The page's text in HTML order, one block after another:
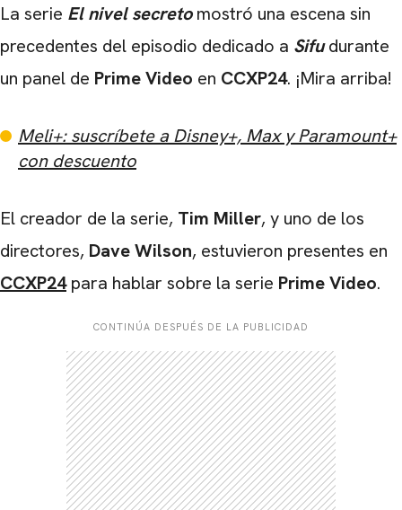
La serie El nivel secretomostró una escena sin
precedentes del episodio dedicado a Sifu durante
un panel de Prime Video en CCXP24. ¡Mira arriba!
Meli+: suscríbete a Disney+, Max y Paramount+
con descuento
El creador de la serie, Tim Miller, y uno de los
directores, Dave Wilson, estuvieron presentes en
CCXP24para hablar sobre la serie Prime Video.
CONTINÚA DESPUÉS DE LA PUBLICIDAD